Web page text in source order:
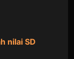
nilai SD